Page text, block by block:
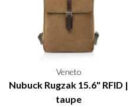
Veneto
Nubuck Rugzak 15.6" RFID |
taupe